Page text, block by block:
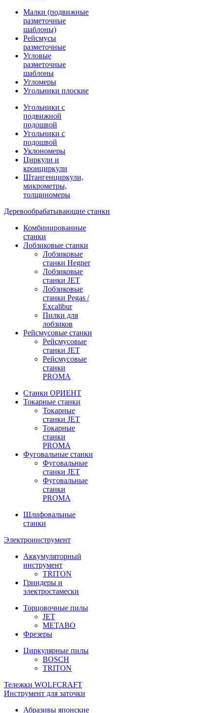
Малки (подвижные
разметочные
шаблоны)
Рейсмусы
разметочные
Угловые
разметочные
шаблоны
Угломеры
Угольники плоские
Угольники с
подвижной
подошвой
Угольники с
подошвой
Уклономеры
Циркули и
кронциркули
Штангенциркули,
микрометры,
толщиномеры
Деревообрабатывающие станки
Комбинированные
станки
Лобзиковые станки
Лобзиковые
станки Hegner
Лобзиковые
станки JET
Лобзиковые
станки Pegas /
Excalibur
Пилки для
лобзиков
Рейсмусовые станки
Рейсмусовые
станки JET
Рейсмусовые
станки
PROMA
Станки ОРИЕНТ
Токарные станки
Toкарные
станки JET
Токарные
станки
PROMA
Фуговальные станки
Фуговальные
станки JET
Фуговальные
станки
PROMA
Шлифовальные
станки
Электроинструмент
Аккумуляторный
инструмент
TRITON
Гриндеры и
электростамески
Торцовочные пилы
JET
METABO
Фрезеры
Циркулярные пилы
BOSCH
TRITON
Тележки WOLFCRAFT
Инструмент для заточки
Абразивы японские